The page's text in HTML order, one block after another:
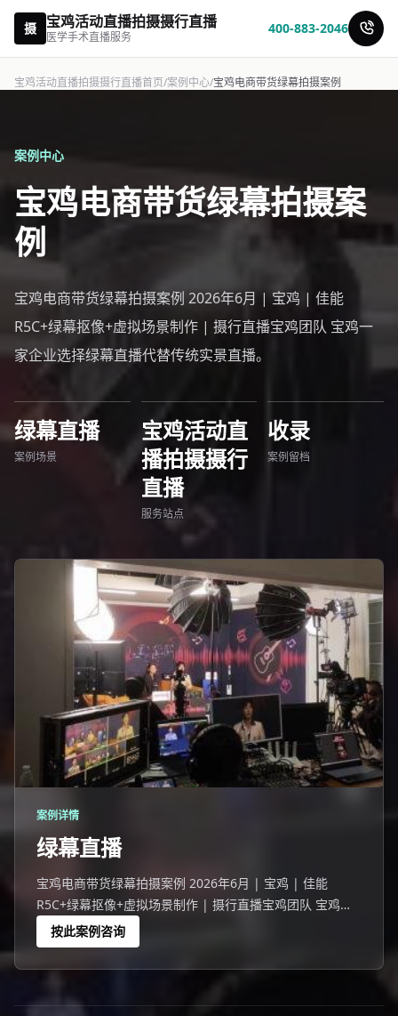
摄 宝鸡活动直播拍摄摄行直播
医学手术直播服务
400-883-2046
宝鸡活动直播拍摄摄行直播首页/案例中心/宝鸡电商带货绿幕拍摄案例
案例中心
宝鸡电商带货绿幕拍摄案
例
宝鸡电商带货绿幕拍摄案例 2026年6月 | 宝鸡 | 佳能
R5C+绿幕抠像+虚拟场景制作 | 摄行直播宝鸡团队 宝鸡一
家企业选择绿幕直播代替传统实景直播。
绿幕直播
案例场景
宝鸡活动直
播拍摄摄行
直播
服务站点
收录
案例留档
案例详情
绿幕直播
宝鸡电商带货绿幕拍摄案例 2026年6月 | 宝鸡 | 佳能
R5C+绿幕抠像+虚拟场景制作 | 摄行直播宝鸡团队 宝鸡一
家企业选择绿幕直播代替传统实景直播。
按此案例咨询